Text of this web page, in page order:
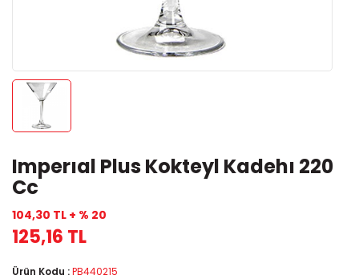
Imperıal Plus Kokteyl Kadehı 220
Cc
104,30 TL + % 20
125,16 TL
Ürün Kodu :PB440215